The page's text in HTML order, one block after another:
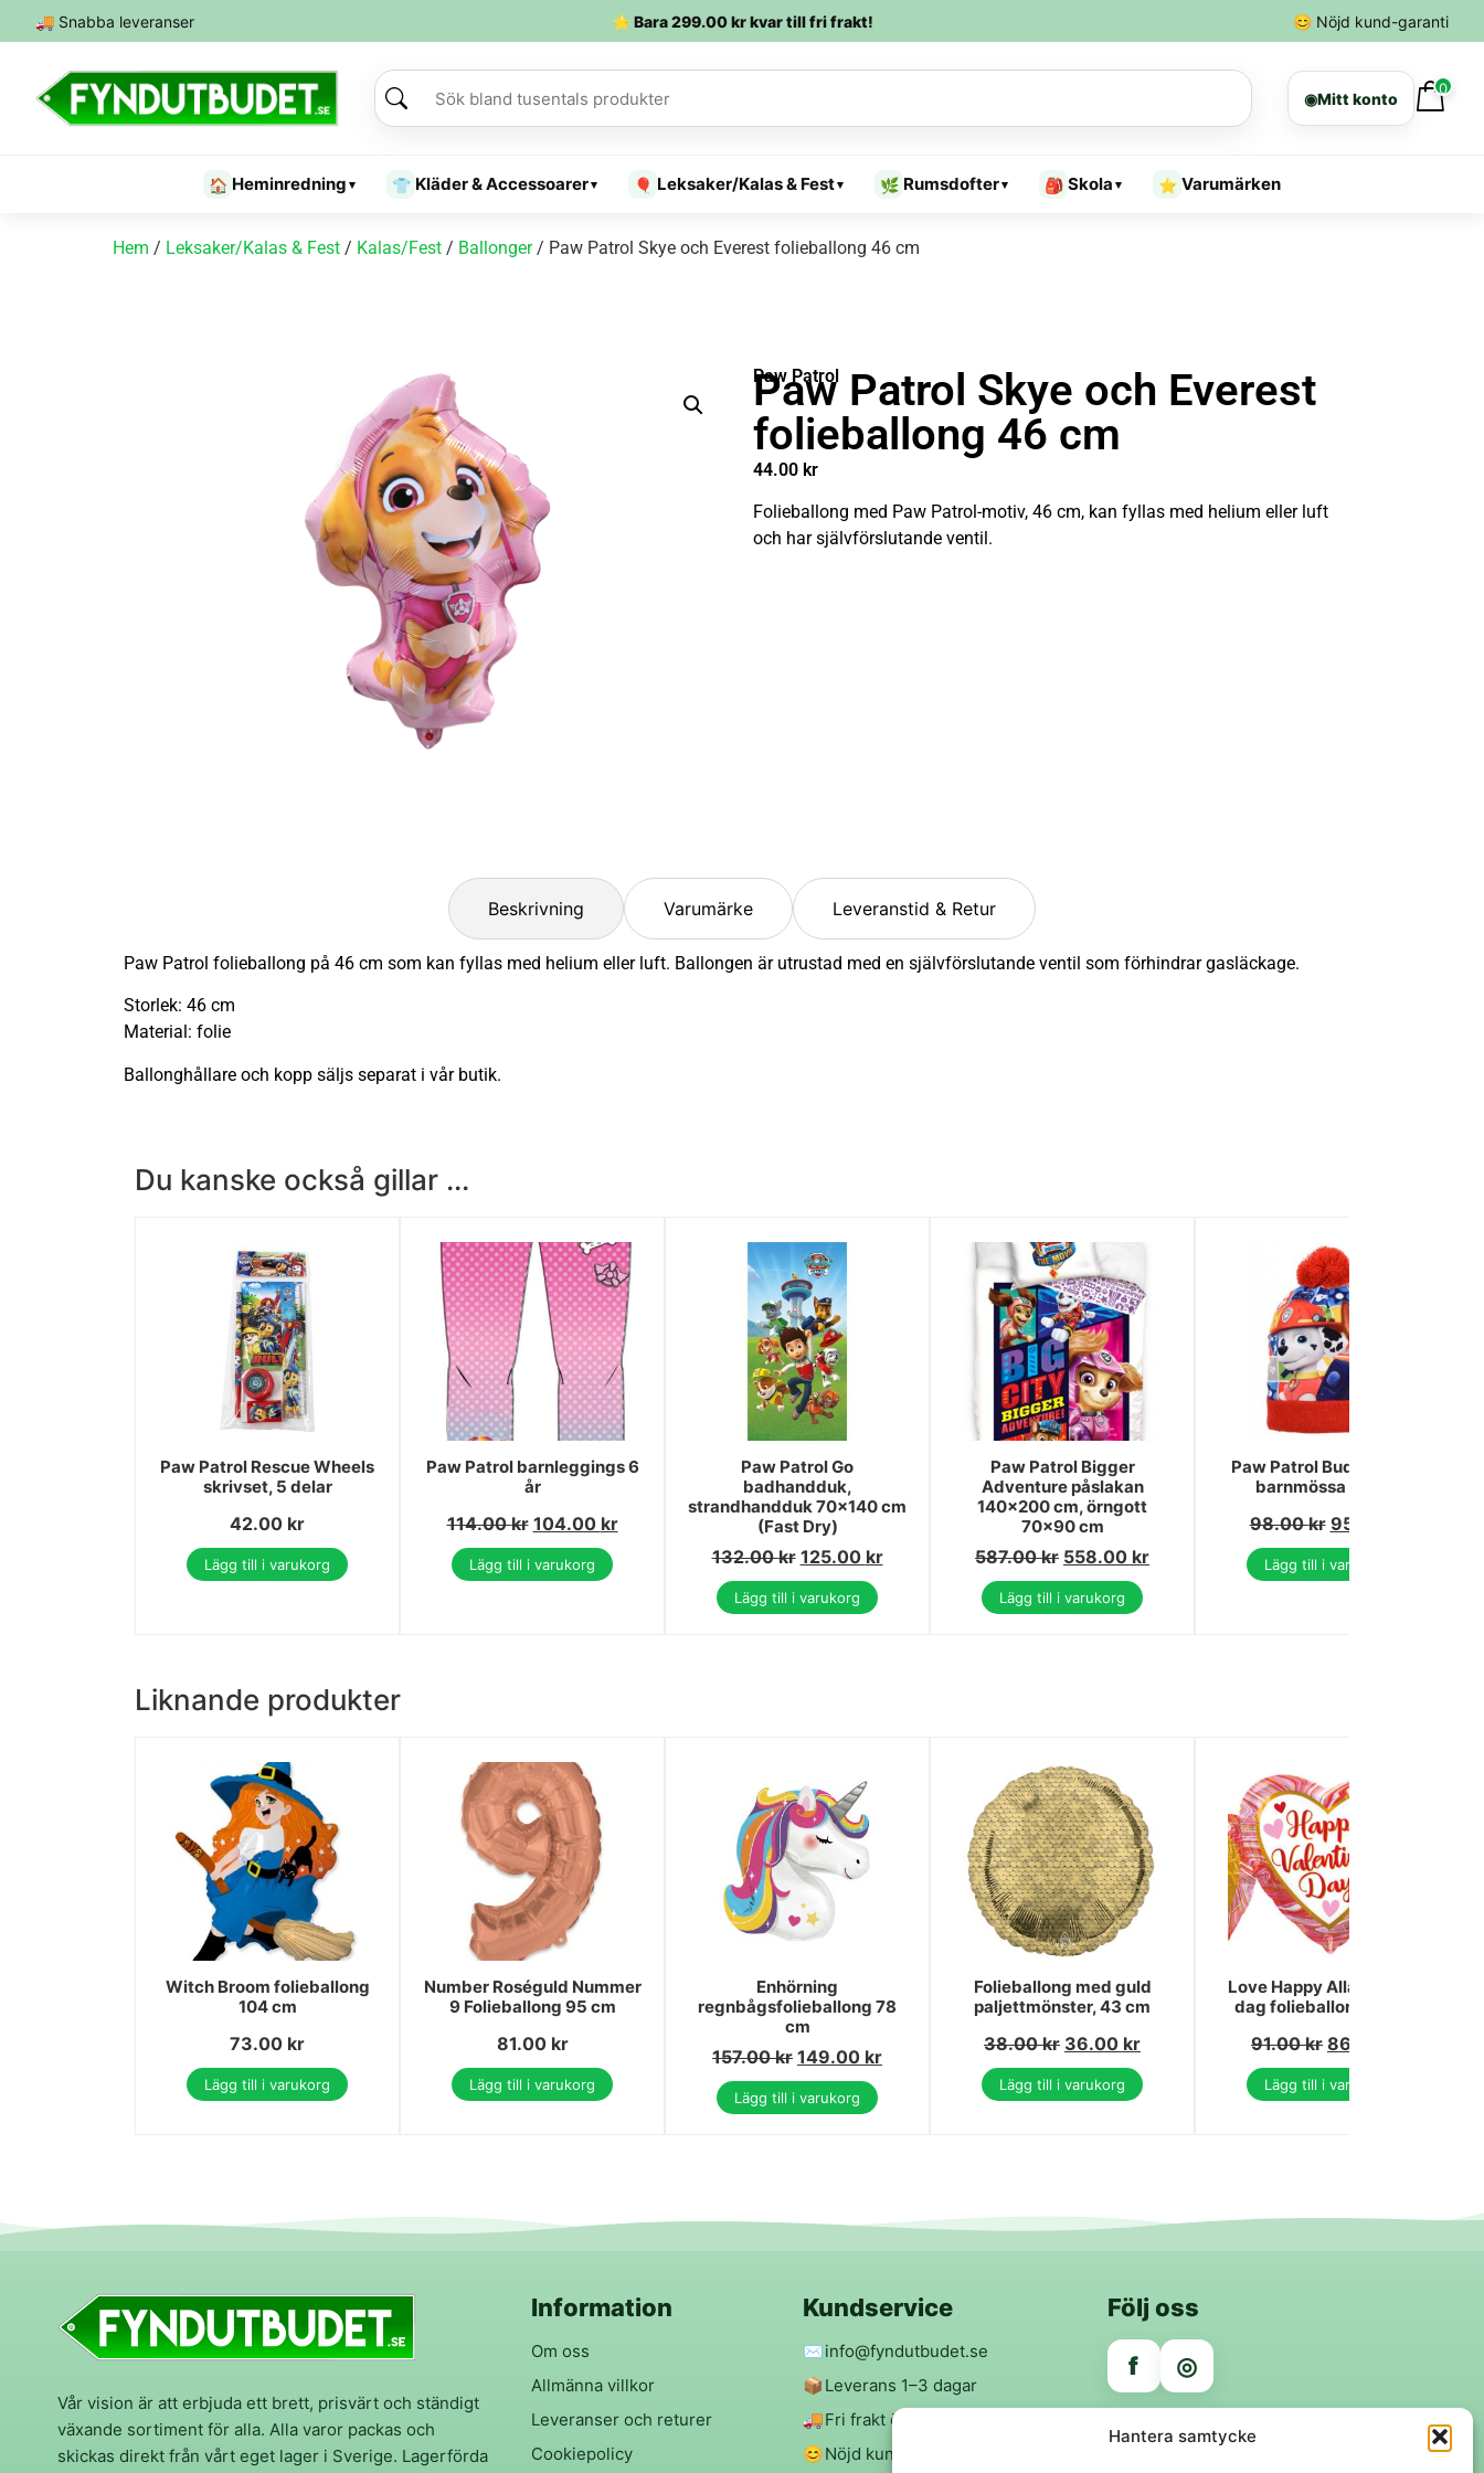
Hantera samtycke
🚚 Snabba leveranser ⭐ Bara299.00krkvar till fri frakt! 😊 Nöjd kund-garanti
◉Mitt konto
0
🏠 Heminredning ▾ 👕 Kläder & Accessoarer▾ 🎈 Leksaker/Kalas & Fest▾ 🌿 Rumsdofter▾ 🎒 Skola ▾ ⭐ Varumärken
Hem / Leksaker/Kalas & Fest / Kalas/Fest / Ballonger/ Paw Patrol Skye och Everest folieballong 46 cm
Paw Patrol
Paw Patrol Skye och Everest
folieballong 46 cm
44.00 kr
Folieballong med Paw Patrol-motiv, 46 cm, kan fyllas med helium eller luft
och har självförslutande ventil.
Beskrivning Varumärke Leveranstid & Retur
Paw Patrol folieballong på 46 cm som kan fyllas med helium eller luft. Ballongen är utrustad med en självförslutande ventil som förhindrar gasläckage.
Storlek: 46 cm
Material: folie
Ballonghållare och kopp säljs separat i vår butik.
Du kanske också gillar ...
Paw Patrol Rescue Wheels
skrivset, 5 delar
42.00 kr
Lägg till i varukorg
Paw Patrol barnleggings 6
år
114.00kr 104.00 kr
Lägg till i varukorg
Paw Patrol Go
badhandduk,
strandhandduk 70x140 cm
(Fast Dry)
132.00kr 125.00 kr
Lägg till i varukorg
Paw Patrol Bigger
Adventure påslakan
140x200 cm, örngott
70x90 cm
587.00kr 558.00 kr
Lägg till i varukorg
Paw Patrol Buddies Röd
barnmössa 52 cm
98.00kr 95.00
Lägg till i varukorg
Liknande produkter
Witch Broom folieballong
104 cm
73.00 kr
Lägg till i varukorg
Number Roséguld Nummer
9 Folieballong 95 cm
81.00 kr
Lägg till i varukorg
Enhörning
regnbågsfolieballong 78
cm
157.00kr 149.00 kr
Lägg till i varukorg
Folieballong med guld
paljettmönster, 43 cm
38.00kr 36.00 kr
Lägg till i varukorg
Love Happy Alla hjärtans
dag folieballong 86 cm
91.00kr 86.00
Lägg till i varukorg
Vår vision är att erbjuda ett brett, prisvärt och ständigt
växande sortiment för alla. Alla varor packas och
skickas direkt från vårt eget lager i Sverige. Lagerförda
Information
Om oss
Allmänna villkor
Leveranser och returer
Cookiepolicy
Kundservice
✉️info@fyndutbudet.se
📦 Leverans 1–3 dagar
🚚Fri frakt över 299 kr
😊Nöjd kund-garanti
Följ oss
f ◎
Trygga betalningar